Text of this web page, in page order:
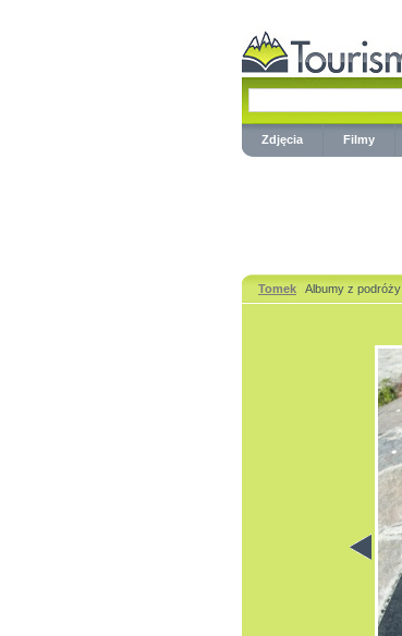
Zdjęcia Filmy
Tomek Albumy z podróży